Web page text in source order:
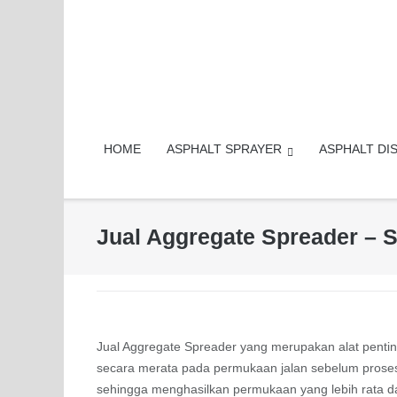
HOME ASPHALT SPRAYER ASPHALT
Jual Aggregate Spreader –
Jual Aggregate Spreader yang merupakan alat
secara merata pada permukaan jalan sebelum
sehingga menghasilkan permukaan yang lebih rata